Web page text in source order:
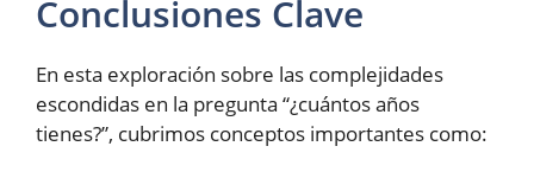
Conclusiones Clave
En esta exploración sobre las complejidades
escondidas en la pregunta “¿cuántos años
tienes?”, cubrimos conceptos importantes como: